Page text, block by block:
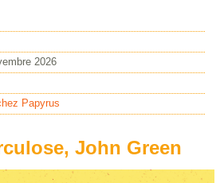
2026
Papyrus
John Green